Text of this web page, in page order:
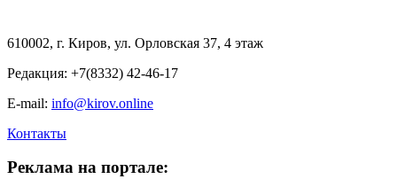
610002, г. Киров, ул. Орловская 37, 4 этаж
Редакция: +7(8332) 42-46-17
E-mail: info@kirov.online
Контакты
Реклама на портале: